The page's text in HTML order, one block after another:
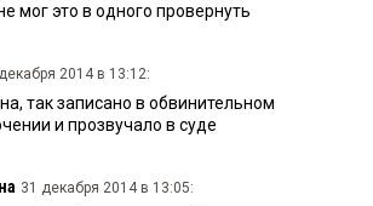
мог это в одного провернуть
2014 в 13:12:
так записано в обвинительном
и прозвучало в суде
31 декабря 2014 в 13:05: